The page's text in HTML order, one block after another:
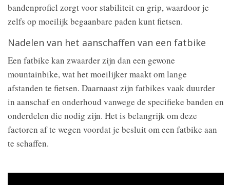
bandenprofiel zorgt voor stabiliteit en grip, waardoor je
zelfs op moeilijk begaanbare paden kunt fietsen.
Nadelen van het aanschaffen van een fatbike
Een fatbike kan zwaarder zijn dan een gewone
mountainbike, wat het moeilijker maakt om lange
afstanden te fietsen. Daarnaast zijn fatbikes vaak duurder
in aanschaf en onderhoud vanwege de specifieke banden en
onderdelen die nodig zijn. Het is belangrijk om deze
factoren af te wegen voordat je besluit om een fatbike aan
te schaffen.